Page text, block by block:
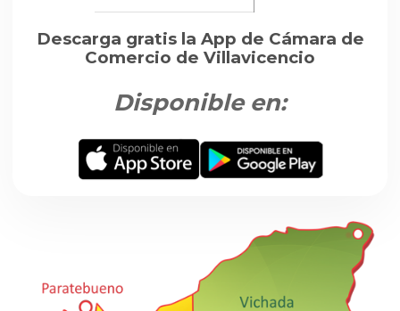
Descarga gratis la App de Cámara de
Comercio de Villavicencio
Disponible en: